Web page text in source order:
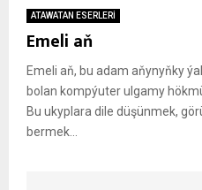
ATAWATAN ESERLERİ
Emeli aň
Emeli aň, bu adam aňynyňky
bolan kompýuter ulgamy
Bu ukyplara dile düşünmek,
bermek...